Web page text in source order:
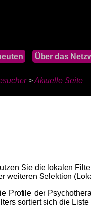
Über das
>Aktuelle Seite
Sie die lokalen
weiteren Selektion
Profile der
sortiert sich die